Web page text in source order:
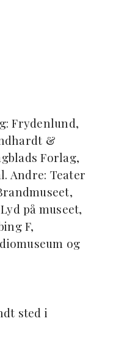
Frydenlund,
&
Forlag,
Andre: Teater
på museet,
F,
og
sted i